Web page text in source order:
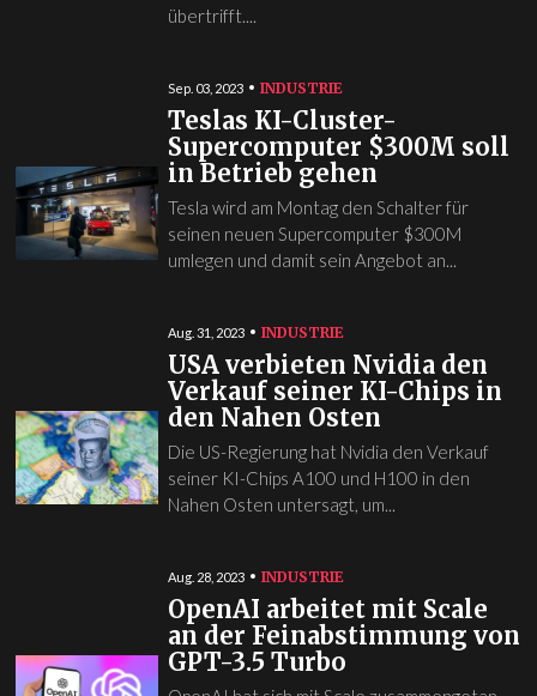
übertrifft....
Sep. 03, 2023 INDUSTRIE
Teslas KI-Cluster-
Supercomputer $300M soll
in Betrieb gehen
Tesla wird am Montag den Schalter für
seinen neuen Supercomputer $300M
umlegen und damit sein Angebot an...
Aug. 31, 2023 INDUSTRIE
USA verbieten Nvidia den
Verkauf seiner KI-Chips in
den Nahen Osten
Die US-Regierung hat Nvidia den Verkauf
seiner KI-Chips A100 und H100 in den
Nahen Osten untersagt, um...
Aug. 28, 2023 INDUSTRIE
OpenAI arbeitet mit Scale
an der Feinabstimmung von
GPT-3.5 Turbo